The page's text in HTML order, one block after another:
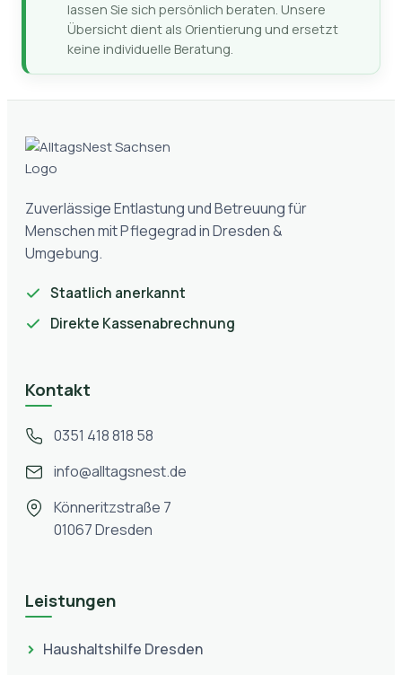
lassen Sie sich persönlich beraten. Unsere
Übersicht dient als Orientierung und ersetzt
keine individuelle Beratung.
Zuverlässige Entlastung und Betreuung für
Menschen mit Pflegegrad in Dresden &
Umgebung.
Staatlich anerkannt
Direkte Kassenabrechnung
Kontakt
0351 418 818 58
info@alltagsnest.de
Könneritzstraße 7
01067 Dresden
Leistungen
Haushaltshilfe Dresden